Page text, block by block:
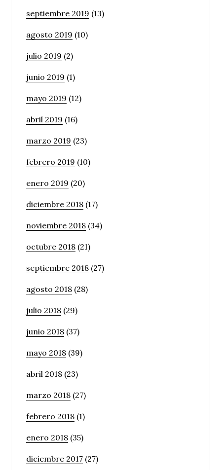
septiembre 2019 (13)
agosto 2019 (10)
julio 2019 (2)
junio 2019 (1)
mayo 2019 (12)
abril 2019 (16)
marzo 2019 (23)
febrero 2019 (10)
enero 2019 (20)
diciembre 2018 (17)
noviembre 2018 (34)
octubre 2018 (21)
septiembre 2018 (27)
agosto 2018 (28)
julio 2018 (29)
junio 2018 (37)
mayo 2018 (39)
abril 2018 (23)
marzo 2018 (27)
febrero 2018 (1)
enero 2018 (35)
diciembre 2017 (27)